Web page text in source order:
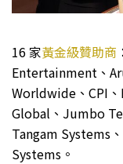
16 家黃金級贊助商
Entertainment、
Worldwide、CPI、
Global、Jumbo
Tangam Systems
Systems。